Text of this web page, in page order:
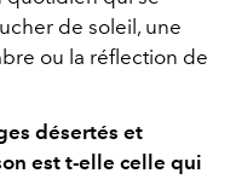
de soleil, une
ou la réflection de
désertés et
est t-elle celle qui